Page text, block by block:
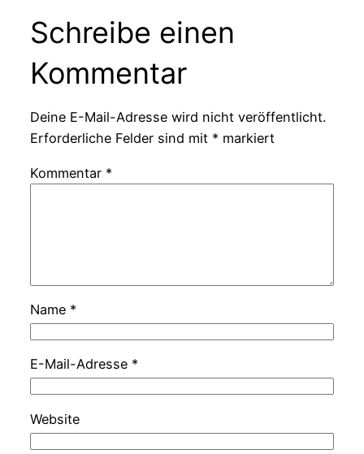
Schreibe einen
Kommentar
Deine E-Mail-Adresse wird nicht veröffentlicht.
Erforderliche Felder sind mit * markiert
Kommentar *
Name *
E-Mail-Adresse *
Website